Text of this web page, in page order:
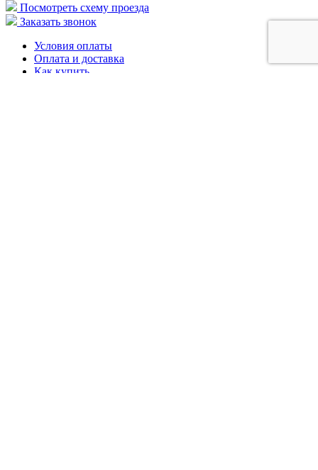
Посмотреть схему проезда
Заказать звонок
Условия оплаты
Оплата и доставка
Как купить